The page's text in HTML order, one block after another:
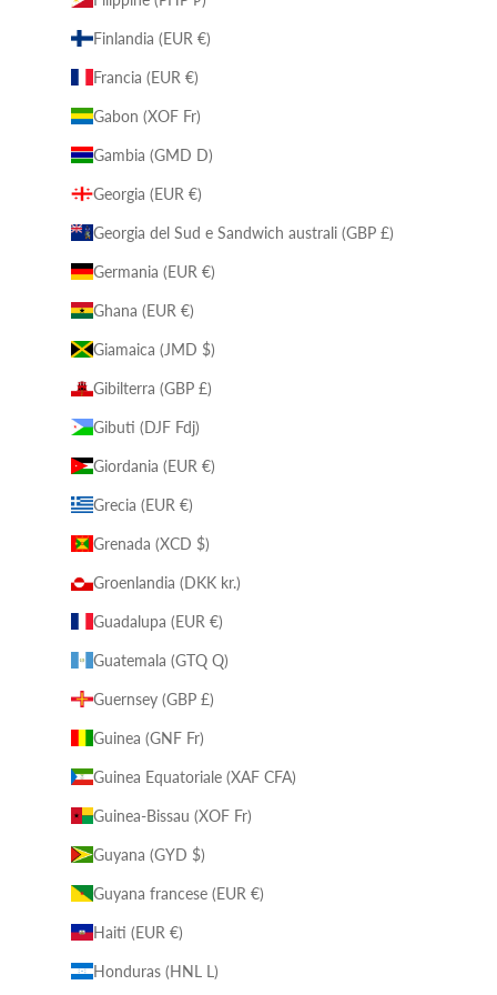
Finlandia (EUR €)
Francia (EUR €)
Gabon (XOF Fr)
Gambia (GMD D)
Georgia (EUR €)
Georgia del Sud e Sandwich australi (GBP £)
Germania (EUR €)
Ghana (EUR €)
Giamaica (JMD $)
Gibilterra (GBP £)
Gibuti (DJF Fdj)
Giordania (EUR €)
Grecia (EUR €)
Grenada (XCD $)
Groenlandia (DKK kr.)
Guadalupa (EUR €)
Guatemala (GTQ Q)
Guernsey (GBP £)
Guinea (GNF Fr)
Guinea Equatoriale (XAF CFA)
Guinea-Bissau (XOF Fr)
Guyana (GYD $)
Guyana francese (EUR €)
Haiti (EUR €)
Honduras (HNL L)